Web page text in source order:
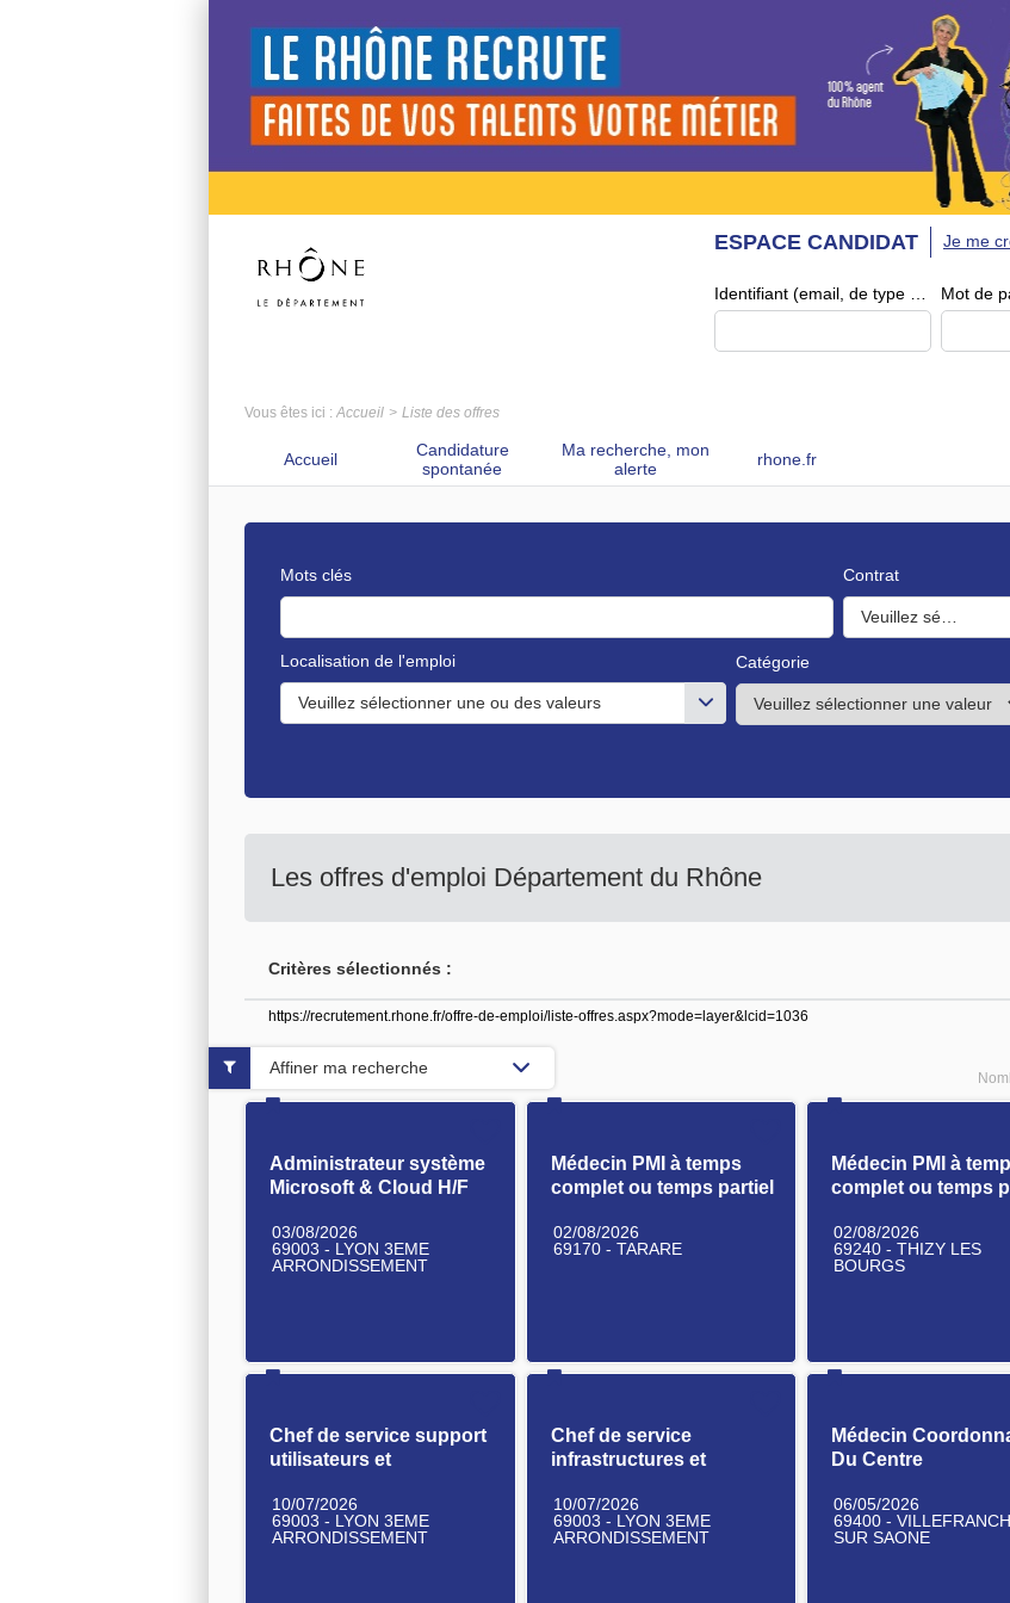
ESPACE CANDIDAT
Mot de
Je me
Vous êtes ici : Accueil Liste des offres
Accueil
Candidature
spontanée
Ma recherche, mon
alerte
rhone.fr
Mots clés Contrat
Veuillez
Localisation de l'emploi
Veuillez sélectionner une ou des valeurs
Catégorie
Les offres d'emploi Département du Rhône
Critères sélectionnés :
https://recrutement.rhone.fr/offre-de-emploi/liste-offres.aspx?mode=layer&lcid=1036
Administrateur système
Microsoft & Cloud H/F
03/08/2026
69003 - LYON 3EME
ARRONDISSEMENT
Médecin PMI à temps
complet ou temps partiel
02/08/2026
69170 - TARARE
Médecin PMI à
complet ou temps
02/08/2026
69240 - THIZY LES
BOURGS
Chef de service support
utilisateurs et
10/07/2026
69003 - LYON 3EME
ARRONDISSEMENT
Chef de service
infrastructures et
10/07/2026
69003 - LYON 3EME
ARRONDISSEMENT
Médecin
Du Centre
et d'Éducation
(CDSES) H/F
06/05/2026
69400 -
SUR SAONE
Affiner ma recherche